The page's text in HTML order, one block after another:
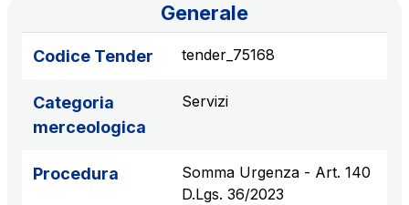
Società leader in Italia nella realizzazione di
infrastrutture complesse
Produzione e vendita di energia da fonti rinnovabili
Generale
Codice Tender tender_75168
Categoria
merceologica
Servizi
Procedura
Somma Urgenza - Art. 140
D.Lgs. 36/2023